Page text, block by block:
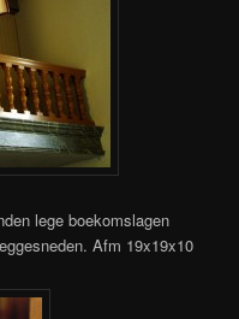
lege boekomslagen
Afm 19x19x10